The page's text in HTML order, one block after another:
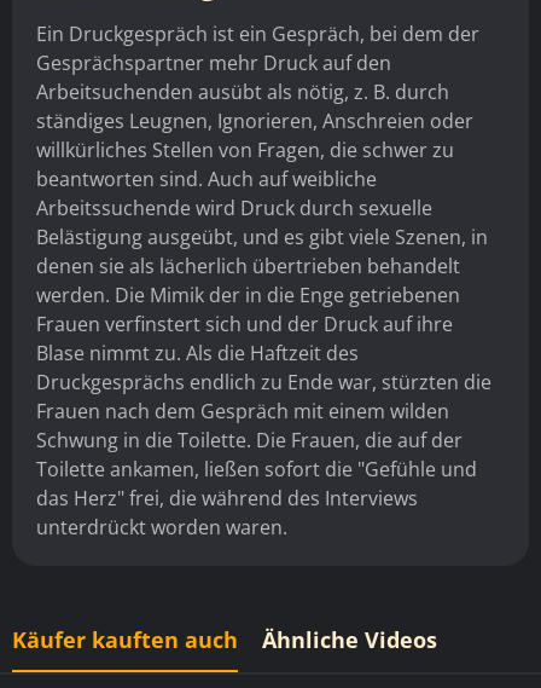
Ein Druckgespräch ist ein Gespräch, bei dem der
Gesprächspartner mehr Druck auf den
Arbeitsuchenden ausübt als nötig, z. B. durch
ständiges Leugnen, Ignorieren, Anschreien oder
willkürliches Stellen von Fragen, die schwer zu
beantworten sind. Auch auf weibliche
Arbeitssuchende wird Druck durch sexuelle
Belästigung ausgeübt, und es gibt viele Szenen, in
denen sie als lächerlich übertrieben behandelt
werden. Die Mimik der in die Enge getriebenen
Frauen verfinstert sich und der Druck auf ihre
Blase nimmt zu. Als die Haftzeit des
Druckgesprächs endlich zu Ende war, stürzten die
Frauen nach dem Gespräch mit einem wilden
Schwung in die Toilette. Die Frauen, die auf der
Toilette ankamen, ließen sofort die "Gefühle und
das Herz" frei, die während des Interviews
unterdrückt worden waren.
Käufer kauften auch Ähnliche Videos